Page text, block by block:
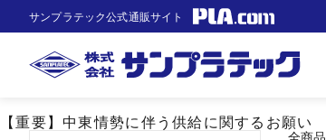
【重要】中東情勢に伴う供給に関するお願い
サンプラテック公式通販サイト